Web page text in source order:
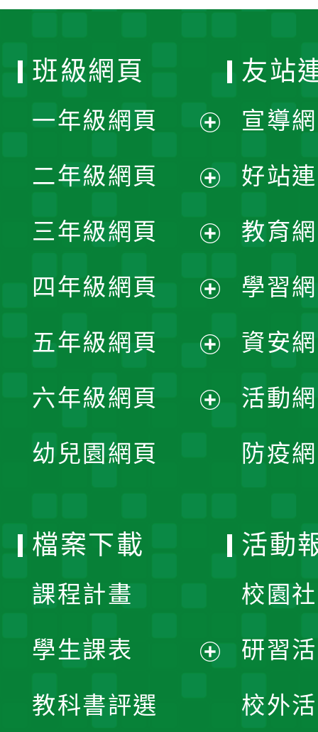
班級網頁
一年級網頁
開
選
單
二年級網頁
開
選
單
三年級網頁
開
選
單
四年級網頁
開
選
五年級網頁
開
六年級網頁
幼兒園網頁
友站
宣導
好站
教育
學習
資安
活動
防疫
檔案下載
課程計畫
學生課表
教科書評選
活動
校園
研習
校外